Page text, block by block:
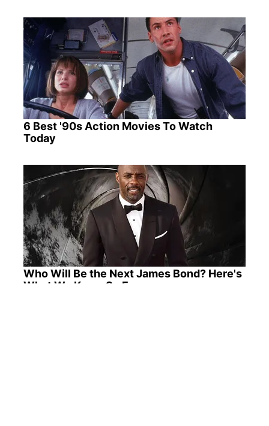
6 Best '90s Action Movies To Watch
Today
Who Will Be the Next James Bond? Here's
What We Know So Far